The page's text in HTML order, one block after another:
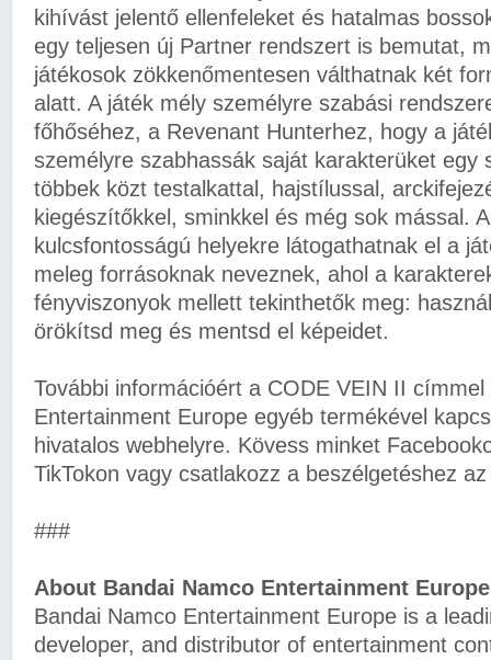
kihívást jelentő ellenfeleket és hatalmas
egy teljesen új Partner rendszert is bemutat,
játékosok zökkenőmentesen válthatnak két
alatt. A játék mély személyre szabási
főhőséhez, a Revenant Hunterhez, hogy a
személyre szabhassák saját karakterüket egy
többek közt testalkattal, hajstílussal,
kiegészítőkkel, sminkkel és még sok mással.
kulcsfontosságú helyekre látogathatnak el a
meleg forrásoknak neveznek, ahol a
fényviszonyok mellett tekinthetők meg:
örökítsd meg és mentsd el képeidet.
További információért a CODE VEIN II
Entertainment Europe egyéb termékével
hivatalos webhelyre. Kövess minket
TikTokon vagy csatlakozz a beszélgetéshez
###
About Bandai Namco Entertainment
Bandai Namco Entertainment Europe is a
developer, and distributor of entertainment